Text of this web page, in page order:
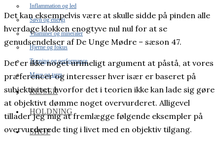
Inflammation og led
Søvn og energi
Vitaminer og mineraler
Hjerne og fokus
Træning og performance
Mave og tarm
REJSER
HOLDNING
SHOP
Det kan eksempelvis være at skulle sidde på pinden alle
hverdage klokken enogtyve nul nul for at se
genudsendelser af De Unge Mødre – sæson 47.
Det er ikke noget urimeligt argument at påstå, at vores
præferencer og interesser hver især er baseret på
subjektivitet, hvorfor det i teorien ikke kan lade sig gøre
at objektivt dømme noget overvurderet. Alligevel
tillader jeg mig at fremlægge følgende eksempler på
overvurderede ting i livet med en objektiv tilgang.